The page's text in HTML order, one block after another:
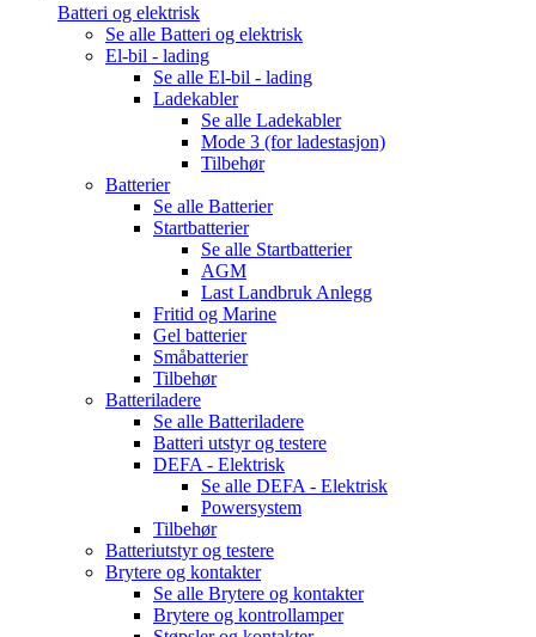
Batteri og elektrisk
Se alle Batteri og elektrisk
El-bil - lading
Se alle El-bil - lading
Ladekabler
Se alle Ladekabler
Mode 3 (for ladestasjon)
Tilbehør
Batterier
Se alle Batterier
Startbatterier
Se alle Startbatterier
AGM
Last Landbruk Anlegg
Fritid og Marine
Gel batterier
Småbatterier
Tilbehør
Batteriladere
Se alle Batteriladere
Batteri utstyr og testere
DEFA - Elektrisk
Se alle DEFA - Elektrisk
Powersystem
Tilbehør
Batteriutstyr og testere
Brytere og kontakter
Se alle Brytere og kontakter
Brytere og kontrollamper